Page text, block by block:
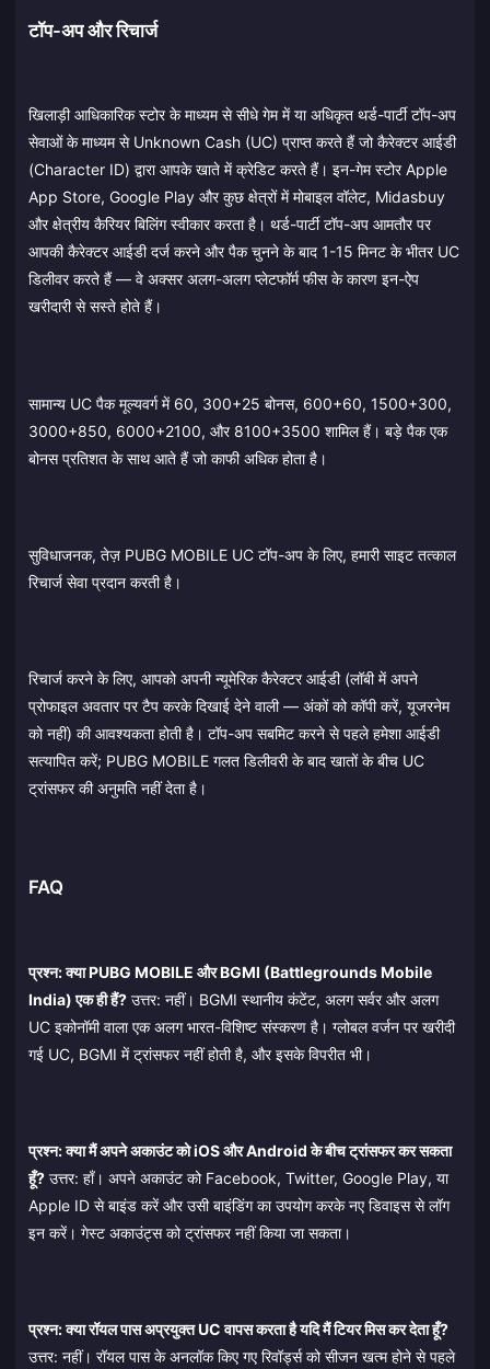
टॉप-अप और रिचार्ज
खिलाड़ी आधिकारिक स्टोर के माध्यम से सीधे गेम में या अधिकृत थर्ड-पार्टी टॉप-अप
सेवाओं के माध्यम से Unknown Cash (UC) प्राप्त करते हैं जो कैरेक्टर आईडी
(Character ID) द्वारा आपके खाते में क्रेडिट करते हैं। इन-गेम स्टोर Apple
App Store, Google Play और कुछ क्षेत्रों में मोबाइल वॉलेट, Midasbuy
और क्षेत्रीय कैरियर बिलिंग स्वीकार करता है। थर्ड-पार्टी टॉप-अप आमतौर पर
आपकी कैरेक्टर आईडी दर्ज करने और पैक चुनने के बाद 1-15 मिनट के भीतर UC
डिलीवर करते हैं — वे अक्सर अलग-अलग प्लेटफॉर्म फीस के कारण इन-ऐप
खरीदारी से सस्ते होते हैं।
सामान्य UC पैक मूल्यवर्ग में 60, 300+25 बोनस, 600+60, 1500+300,
3000+850, 6000+2100, और 8100+3500 शामिल हैं। बड़े पैक एक
बोनस प्रतिशत के साथ आते हैं जो काफी अधिक होता है।
सुविधाजनक, तेज़ PUBG MOBILE UC टॉप-अप के लिए, हमारी साइट तत्काल
रिचार्ज सेवा प्रदान करती है।
रिचार्ज करने के लिए, आपको अपनी न्यूमेरिक कैरेक्टर आईडी (लॉबी में अपने
प्रोफाइल अवतार पर टैप करके दिखाई देने वाली — अंकों को कॉपी करें, यूजरनेम
को नहीं) की आवश्यकता होती है। टॉप-अप सबमिट करने से पहले हमेशा आईडी
सत्यापित करें; PUBG MOBILE गलत डिलीवरी के बाद खातों के बीच UC
ट्रांसफर की अनुमति नहीं देता है।
FAQ
प्रश्न: क्या PUBG MOBILE और BGMI (Battlegrounds Mobile
India) एक ही हैं? उत्तर: नहीं। BGMI स्थानीय कंटेंट, अलग सर्वर और अलग
UC इकोनॉमी वाला एक अलग भारत-विशिष्ट संस्करण है। ग्लोबल वर्जन पर खरीदी
गई UC, BGMI में ट्रांसफर नहीं होती है, और इसके विपरीत भी।
प्रश्न: क्या मैं अपने अकाउंट को iOS और Android के बीच ट्रांसफर कर सकता
हूँ? उत्तर: हाँ। अपने अकाउंट को Facebook, Twitter, Google Play, या
Apple ID से बाइंड करें और उसी बाइंडिंग का उपयोग करके नए डिवाइस से लॉग
इन करें। गेस्ट अकाउंट्स को ट्रांसफर नहीं किया जा सकता।
प्रश्न: क्या रॉयल पास अप्रयुक्त UC वापस करता है यदि मैं टियर मिस कर देता हूँ?
उत्तर: नहीं। रॉयल पास के अनलॉक किए गए रिवॉर्ड्स को सीजन खत्म होने से पहले